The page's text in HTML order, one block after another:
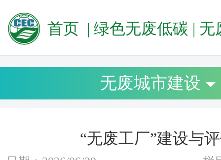
首页 | 绿色无废低碳 | 无废
无废城市建设
“无废工厂”建设与